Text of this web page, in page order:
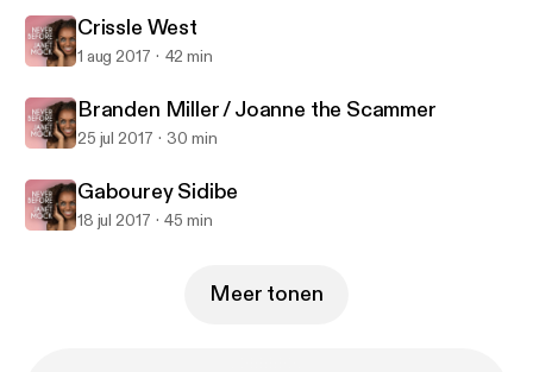
Crissle West
1 aug 2017 42 min
Branden Miller / Joanne the Scammer
25 jul 2017 30 min
Gabourey Sidibe
18 jul 2017 45 min
Meer tonen